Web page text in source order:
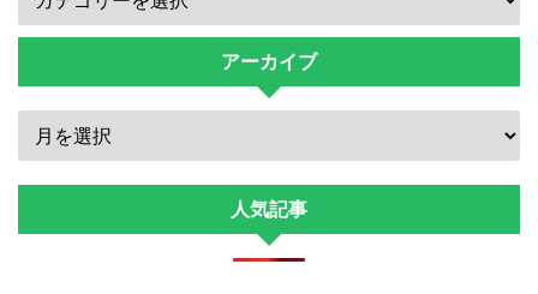
アーカイブ
人気記事